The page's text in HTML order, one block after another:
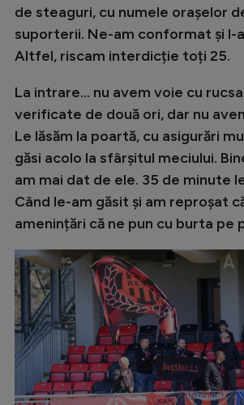
de steaguri, cu numele orașelor
suporterii. Ne-am conformat și l-
Altfel, riscam interdicție toți 25.
La intrare... nu avem voie cu
verificate de două ori, dar nu
Le lăsăm la poartă, cu asigurări
găsi acolo la sfârșitul meciului.
am mai dat de ele. 35 de minute
Când le-am găsit și am reproșat
amenințări că ne pun cu burta pe